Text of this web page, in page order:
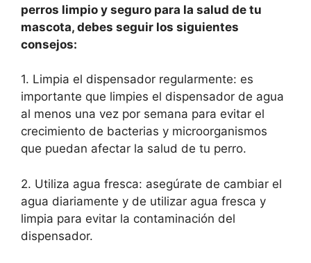
perros limpio y seguro para la salud de tu
mascota, debes seguir los siguientes
consejos:
1. Limpia el dispensador regularmente: es
importante que limpies el dispensador de agua
al menos una vez por semana para evitar el
crecimiento de bacterias y microorganismos
que puedan afectar la salud de tu perro.
2. Utiliza agua fresca: asegúrate de cambiar el
agua diariamente y de utilizar agua fresca y
limpia para evitar la contaminación del
dispensador.